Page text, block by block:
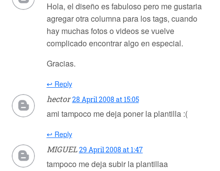
Hola, el diseño es fabuloso pero me gustaria
agregar otra columna para los tags, cuando
hay muchas fotos o videos se vuelve
complicado encontrar algo en especial.
Gracias.
↩ Reply
hector 28 April 2008 at 15:05
ami tampoco me deja poner la plantilla :(
↩ Reply
MIGUEL 29 April 2008 at 1:47
tampoco me deja subir la plantillaa